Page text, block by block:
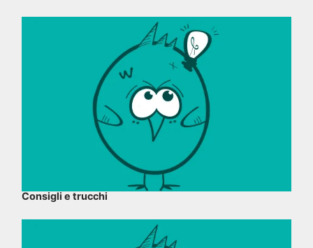
Consigli e trucchi